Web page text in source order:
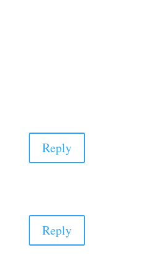
Reply
Reply